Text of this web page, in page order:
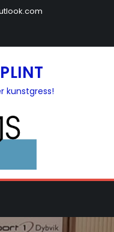
kunstgress!